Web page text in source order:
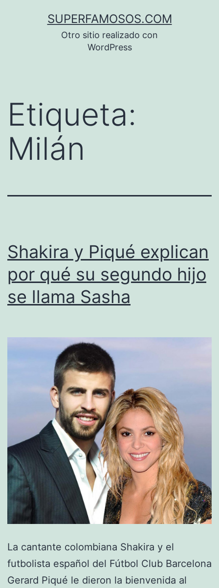
SUPERFAMOSOS.COM
Otro sitio realizado con
WordPress
Etiqueta:
Milán
Shakira y Piqué explican
por qué su segundo hijo
se llama Sasha
La cantante colombiana Shakira y el
futbolista español del Fútbol Club Barcelona
Gerard Piqué le dieron la bienvenida al